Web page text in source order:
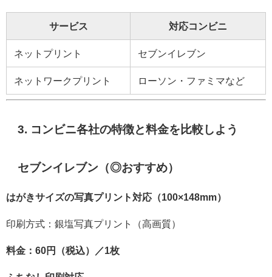
サービス 対応コンビニ
ネットプリント セブンイレブン
ネットワークプリント ローソン・ファミマなど
3. コンビニ各社の特徴と料金を比較しよう
セブンイレブン（◎おすすめ）
はがきサイズの写真プリント対応（100×148mm）
印刷方式：銀塩写真プリント（高画質）
料金：60円（税込）／1枚